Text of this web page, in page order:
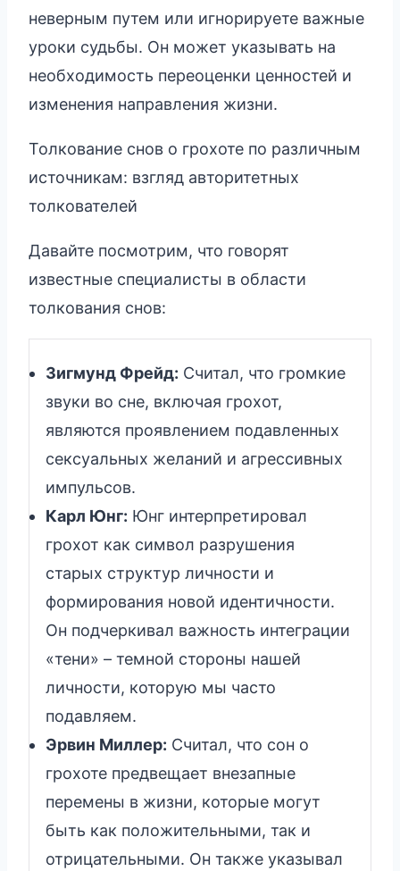
неверным путем или игнорируете важные
уроки судьбы. Он может указывать на
необходимость переоценки ценностей и
изменения направления жизни.
Толкование снов о грохоте по различным
источникам: взгляд авторитетных
толкователей
Давайте посмотрим, что говорят
известные специалисты в области
толкования снов:
Зигмунд Фрейд: Считал, что громкие
звуки во сне, включая грохот,
являются проявлением подавленных
сексуальных желаний и агрессивных
импульсов.
Карл Юнг: Юнг интерпретировал
грохот как символ разрушения
старых структур личности и
формирования новой идентичности.
Он подчеркивал важность интеграции
«тени» – темной стороны нашей
личности, которую мы часто
подавляем.
Эрвин Миллер: Считал, что сон о
грохоте предвещает внезапные
перемены в жизни, которые могут
быть как положительными, так и
отрицательными. Он также указывал